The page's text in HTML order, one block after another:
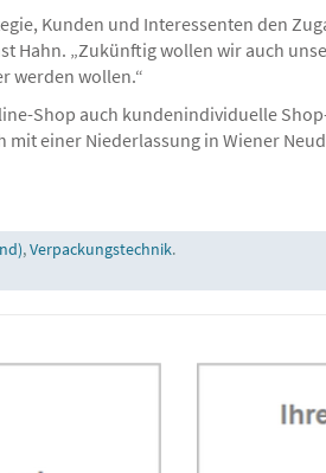
Kunden und Interessenten den
Hahn. „Zukünftig wollen wir auch
werden wollen.“
Shop auch kundenindividuelle
einer Niederlassung in Wiener
,Verpackungstechnik.